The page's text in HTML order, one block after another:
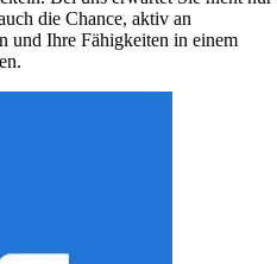
die Chance, aktiv an
und Ihre Fähigkeiten in einem